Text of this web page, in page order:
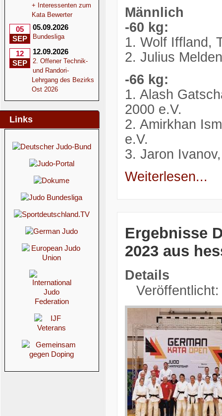
+ Interessenten zum
Kata Bewerter
05
SEP
05.09.2026
Bundesliga
12
SEP
12.09.2026
2. Offener Technik-
und Randori-
Lehrgang des Bezirks
Ost 2026
Links
Männlich
-60 kg:
1. Wolf Iffland,
2. Julius
-66 kg:
1. Alash
2000 e.V.
2. Amirkhan
e.V.
3. Jaron
Weiterlesen...
Ergebnisse
2023 aus
Details